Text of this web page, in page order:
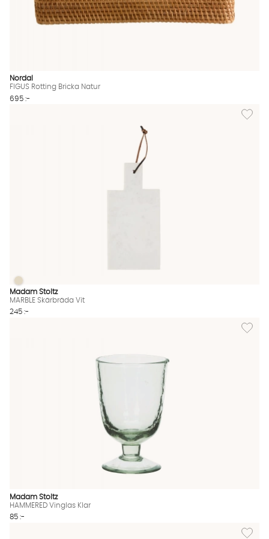
Nordal
FIGUS Rotting Bricka Natur
695 :-
Lägg
MARBLE Skärbräda Vit Finns även i dessa färger:
MARBLE Skärbräda Vit
Madam Stoltz
MARBLE Skärbräda Vit
245 :-
Lägg
Madam Stoltz
HAMMERED Vinglas Klar
85 :-
Lägg